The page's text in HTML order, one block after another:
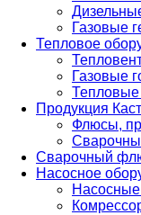
Газовые
Тепловое
Газовые
Продукция
Флюсы,
Сварочный
Насосное
Насосные